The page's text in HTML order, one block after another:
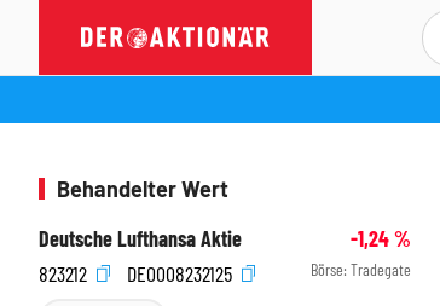
Behandelter Wert
Deutsche Lufthansa Aktie
-1,24%
823212
DE0008232125 Börse: Tradegate